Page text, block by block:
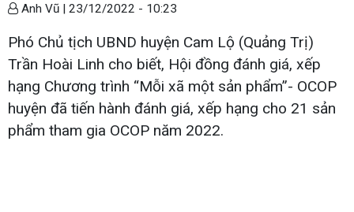
Anh Vũ | 23/12/2022 - 10:23
Phó Chủ tịch UBND huyện Cam Lộ (Quảng Trị)
Trần Hoài Linh cho biết, Hội đồng đánh giá, xếp
hạng Chương trình “Mỗi xã một sản phẩm”- OCOP
huyện đã tiến hành đánh giá, xếp hạng cho 21 sản
phẩm tham gia OCOP năm 2022.